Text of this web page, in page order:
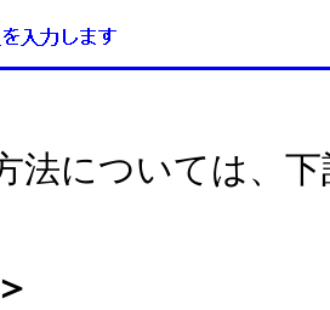
法については、